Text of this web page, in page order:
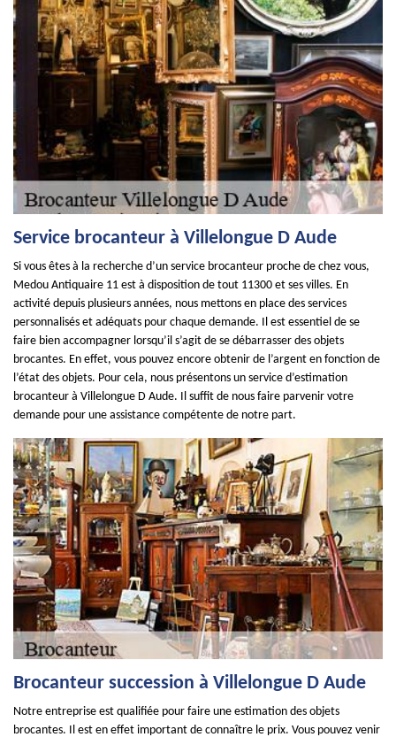
Service brocanteur à Villelongue D Aude
Si vous êtes à la recherche d’un service brocanteur proche de chez vous,
Medou Antiquaire 11 est à disposition de tout 11300 et ses villes. En
activité depuis plusieurs années, nous mettons en place des services
personnalisés et adéquats pour chaque demande. Il est essentiel de se
faire bien accompagner lorsqu’il s’agit de se débarrasser des objets
brocantes. En effet, vous pouvez encore obtenir de l’argent en fonction de
l’état des objets. Pour cela, nous présentons un service d’estimation
brocanteur à Villelongue D Aude. Il suffit de nous faire parvenir votre
demande pour une assistance compétente de notre part.
Brocanteur succession à Villelongue D Aude
Notre entreprise est qualifiée pour faire une estimation des objets
brocantes. Il est en effet important de connaître le prix. Vous pouvez venir